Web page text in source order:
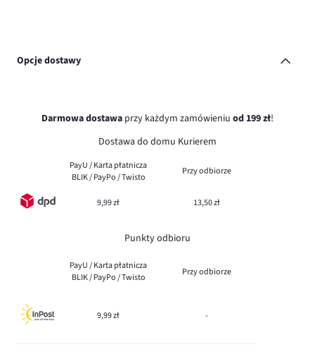
Opcje dostawy
Darmowa dostawa przy każdym zamówieniu od 199 zł!
Dostawa do domu Kurierem
PayU / Karta płatnicza
BLIK / PayPo / Twisto
Przy odbiorze
9,99 zł 13,50 zł
Punkty odbioru
PayU / Karta płatnicza
BLIK / PayPo / Twisto
Przy odbiorze
9,99 zł -